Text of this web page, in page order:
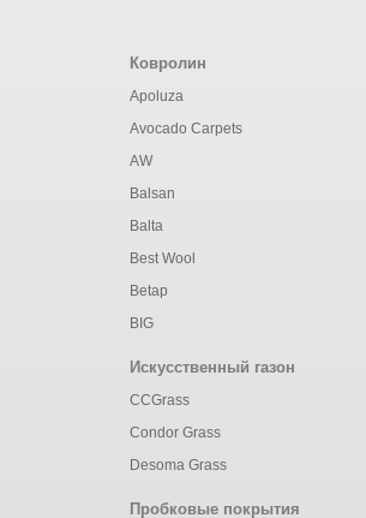
Ковролин
Apoluza
Avocado Carpets
AW
Balsan
Balta
Best Wool
Betap
BIG
Искусственный газон
CCGrass
Condor Grass
Desoma Grass
Пробковые покрытия